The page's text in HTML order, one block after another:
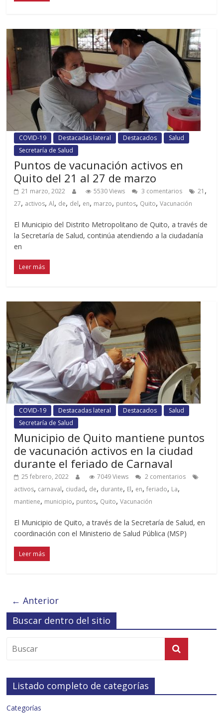
COVID-19 Destacadas lateral Destacados
Salud
Secretaría de Salud
Puntos de vacunación activos en
Quito del 21 al 27 de marzo
21 marzo, 2022 5530 Views 3 comentarios 21 ,
27, activos,Al, de, del, en, marzo, puntos, Quito,Vacunación
El Municipio del Distrito Metropolitano de Quito, a través de
la Secretaría de Salud, continúa atendiendo a la ciudadanía
en
Leer más
COVID-19 Destacadas lateral Destacados
Salud
Secretaría de Salud
Municipio de Quito mantiene puntos
de vacunación activos en la ciudad
durante el feriado de Carnaval
25 febrero, 2022 7049 Views
2 comentarios
activos, carnaval, ciudad, de, durante, El, en,feriado, La,
mantiene, municipio, puntos, Quito,Vacunación
El Municipio de Quito, a través de la Secretaría de Salud, en
coordinación con el Ministerio de Salud Pública (MSP)
Leer más
← Anterior
Buscar dentro del sitio
Listado completo de categorías
Categorías